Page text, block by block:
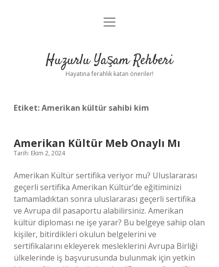
Anasayfa
Yasal Uyarı
menüyü
Huzurlu Yaşam Rehberi
Hayatına ferahlık katan öneriler!
Etiket:Amerikan kültür sahibi kim
Amerikan Kültür Meb Onaylı Mı
Tarih: Ekim 2, 2024
Amerikan Kültür sertifika veriyor mu? Uluslararası
geçerli sertifika Amerikan Kültür’de eğitiminizi
tamamladıktan sonra uluslararası geçerli sertifika
ve Avrupa dil pasaportu alabilirsiniz. Amerikan
kültür diploması ne işe yarar? Bu belgeye sahip olan
kişiler, bitirdikleri okulun belgelerini ve
sertifikalarını ekleyerek mesleklerini Avrupa Birliği
ülkelerinde iş başvurusunda bulunmak için yetkin